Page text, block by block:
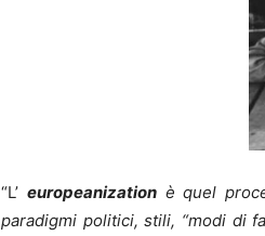
“L’ europeanization è quel
paradigmi politici, stili, “modi di